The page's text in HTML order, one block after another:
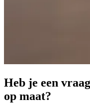
Heb je een
op maat?